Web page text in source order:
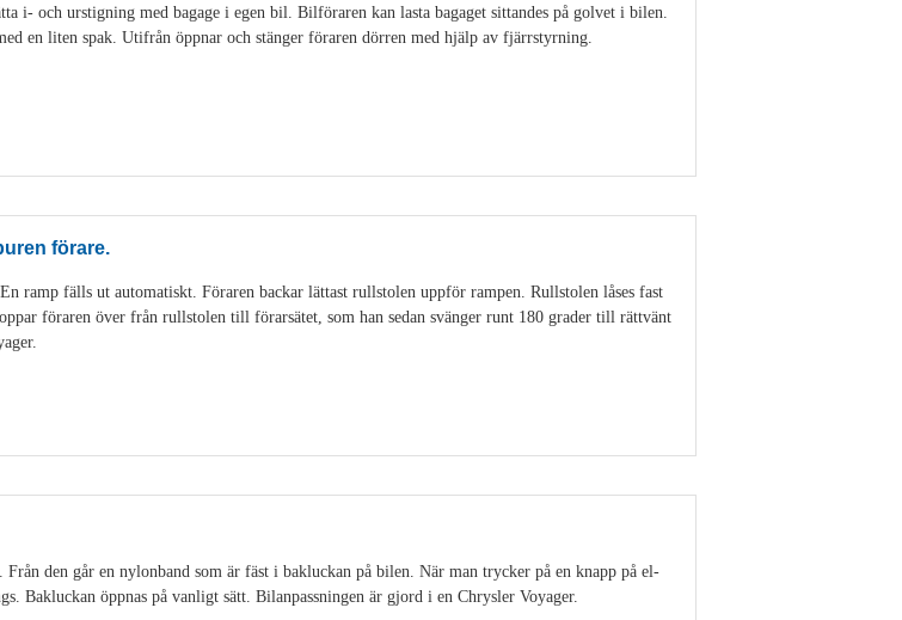
i- och urstigning med bagage i egen bil. Bilföraren kan lasta bagaget sittandes på golvet i bilen.
en liten spak. Utifrån öppnar och stänger föraren dörren med hjälp av fjärrstyrning.
förare.
ramp fälls ut automatiskt. Föraren backar lättast rullstolen uppför rampen. Rullstolen låses fast
föraren över från rullstolen till förarsätet, som han sedan svänger runt 180 grader till rättvänt
den går en nylonband som är fäst i bakluckan på bilen. När man trycker på en knapp på el-
Bakluckan öppnas på vanligt sätt. Bilanpassningen är gjord i en Chrysler Voyager.